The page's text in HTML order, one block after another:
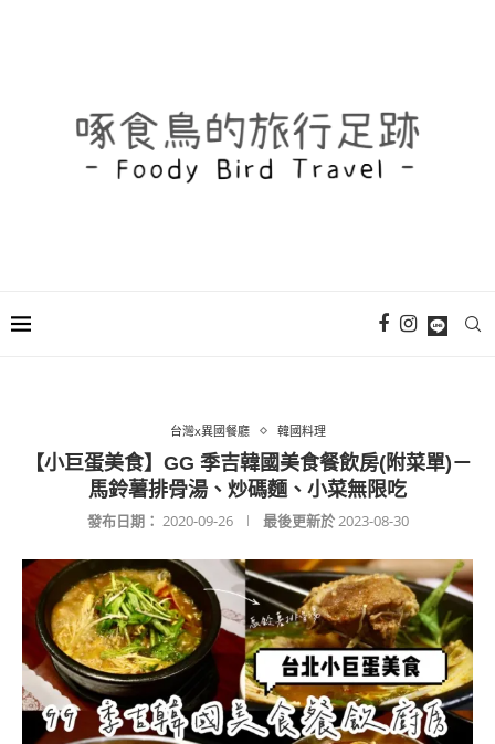
台灣x異國餐廳 韓國料理
【小巨蛋美食】GG 季吉韓國美食餐飲房(附菜單)－
馬鈴薯排骨湯、炒碼麵、小菜無限吃
發布日期： 2020-09-26 最後更新於2023-08-30